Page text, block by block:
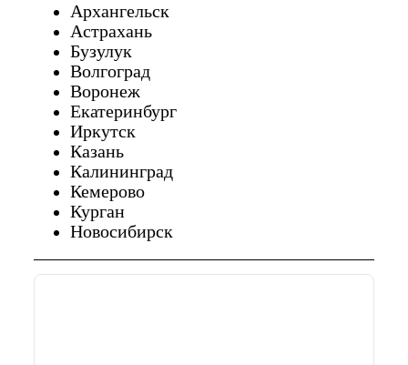
Архангельск
Астрахань
Бузулук
Волгоград
Воронеж
Екатеринбург
Иркутск
Казань
Калининград
Кемерово
Курган
Новосибирск